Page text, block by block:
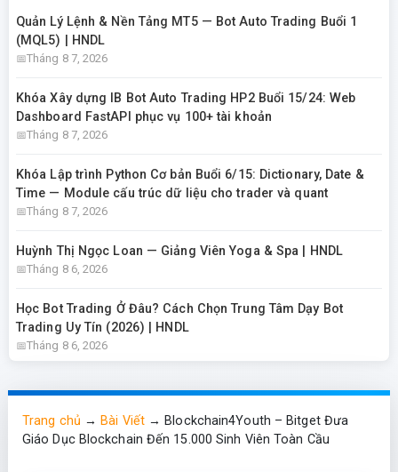
Quản Lý Lệnh & Nền Tảng MT5 — Bot Auto Trading Buổi 1
(MQL5) | HNDL
Tháng 8 7, 2026
Khóa Xây dựng IB Bot Auto Trading HP2 Buổi 15/24: Web
Dashboard FastAPI phục vụ 100+ tài khoản
Tháng 8 7, 2026
Khóa Lập trình Python Cơ bản Buổi 6/15: Dictionary, Date &
Time — Module cấu trúc dữ liệu cho trader và quant
Tháng 8 7, 2026
Huỳnh Thị Ngọc Loan — Giảng Viên Yoga & Spa | HNDL
Tháng 8 6, 2026
Học Bot Trading Ở Đâu? Cách Chọn Trung Tâm Dạy Bot
Trading Uy Tín (2026) | HNDL
Tháng 8 6, 2026
Trang chủ →Bài Viết→Blockchain4Youth – Bitget Đưa
Giáo Dục Blockchain Đến 15.000 Sinh Viên Toàn Cầu